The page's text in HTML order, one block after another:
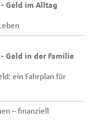
Geld im Alltag
Geld in der Familie
ein Fahrplan für
– finanziell